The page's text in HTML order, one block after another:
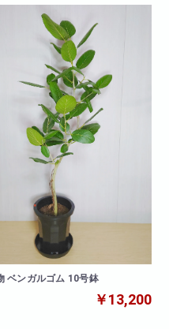
ベンガルゴム 10号鉢
￥13,200